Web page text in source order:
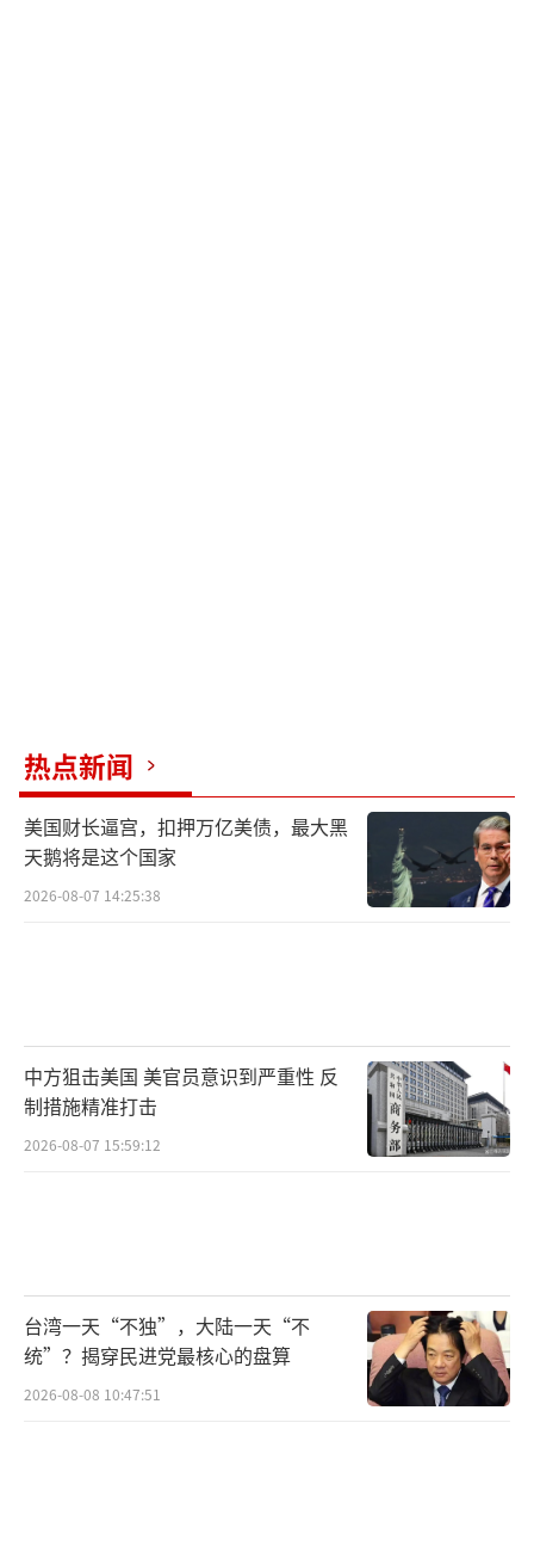
热点新闻
美国财长逼宫，扣押万亿美债，最大黑
天鹅将是这个国家
2026-08-07 14:25:38
中方狙击美国 美官员意识到严重性 反
制措施精准打击
2026-08-07 15:59:12
台湾一天“不独”，大陆一天“不
统”？揭穿民进党最核心的盘算
2026-08-08 10:47:51